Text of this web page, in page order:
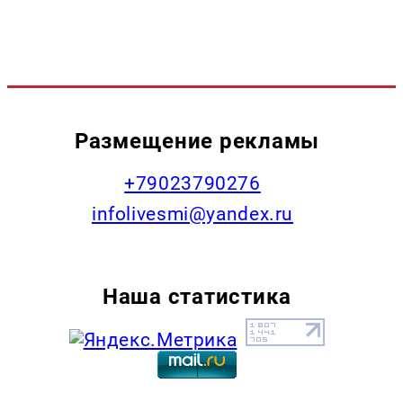
Размещение рекламы
+79023790276
infolivesmi@yandex.ru
Наша статистика